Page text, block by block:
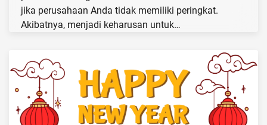
jika perusahaan Anda tidak memiliki peringkat.
Akibatnya, menjadi keharusan untuk…